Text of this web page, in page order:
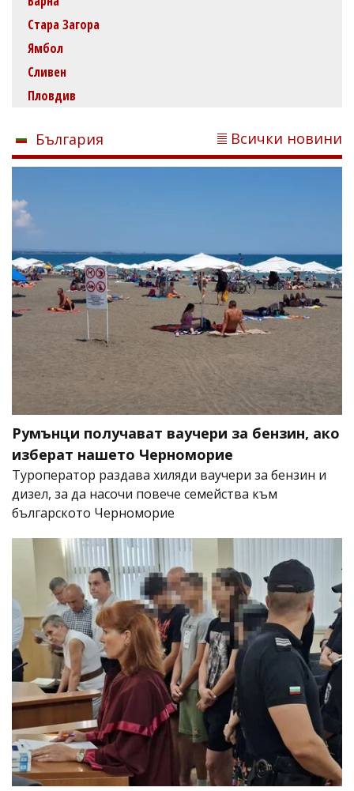
Стара Загора
Ямбол
Сливен
Пловдив
България Всички новини
Румънци получават ваучери за бензин, ако
изберат нашето Черноморие
Туроператор раздава хиляди ваучери за бензин и
дизел, за да насочи повече семейства към
българското Черноморие